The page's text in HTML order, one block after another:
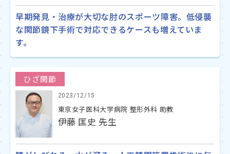
早期発見・治療が大切な肘のスポーツ障害。低侵襲
な関節鏡下手術で対応できるケースも増えていま
す。
ひざ関節
2023/12/15
東京女子医科大学病院 整形外科 助教
伊藤 匡史 先生